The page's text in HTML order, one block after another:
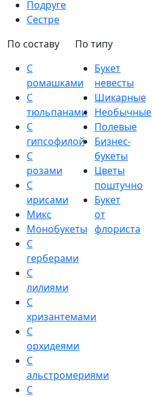
Подруге
Сестре
По составу
С
ромашками
С
тюльпанами
С
гипсофилой
С
розами
С
ирисами
Микс
Монобукеты
С
герберами
С
лилиями
С
хризантемами
С
орхидеями
С
альстромериями
С
По типу
Букет
невесты
Шикарные
Необычные
Полевые
Бизнес-
букеты
Цветы
поштучно
Букет
от
флориста